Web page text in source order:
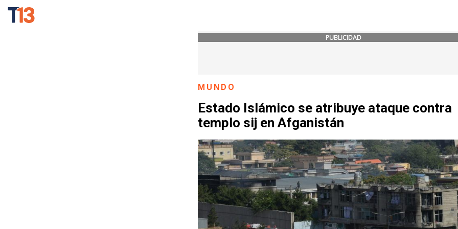
PUBLICIDAD
MUNDO
Estado Islámico se atribuye ataque contra
templo sij en Afganistán